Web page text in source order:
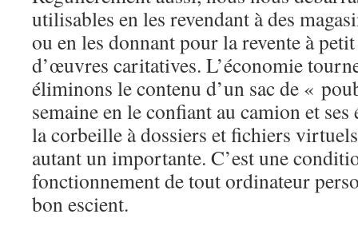
utilisables en les revendant à des
ou en les donnant pour la revente à
d’œuvres caritatives. L’économie
éliminons le contenu d’un sac de «
semaine en le confiant au camion et
la corbeille à dossiers et fichiers
autant un importante. C’est une
fonctionnement de tout ordinateur
bon escient.